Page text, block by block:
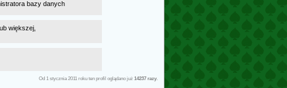
bazy danych
większej,
Od 1 stycznia 2011 roku ten profil oglądano już 14237 razy.